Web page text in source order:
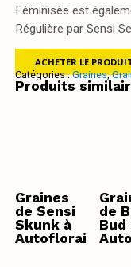
Féminisée est
Régulière par Sensi
ACHETER LE
Catégories :Graines,
Produits
Graines
de Sensi
Skunk à
Autofloraison
de
Bud